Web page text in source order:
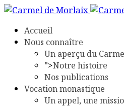
Accueil
Nous connaître
Un aperçu du
">Notre histoire
Nos publications
Vocation monastique
Un appel, une